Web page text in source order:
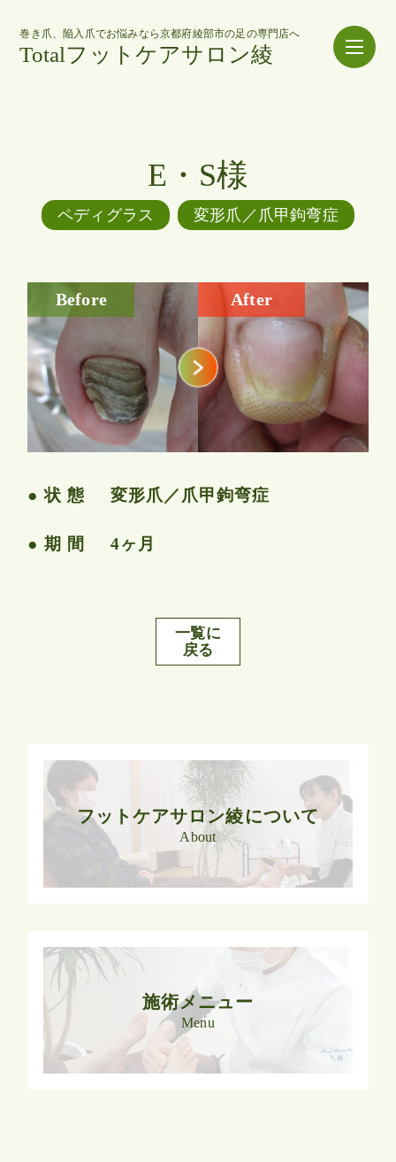
巻き爪、陥入爪でお悩みなら京都府綾部市の足の専門店へ
Totalフットケアサロン綾
E・S様
ペディグラス 変形爪／爪甲鉤弯症
Before After
状 態 変形爪／爪甲鉤弯症
期 間 4ヶ月
一覧に
戻る
フットケアサロン綾について
About
施術メニュー
Menu